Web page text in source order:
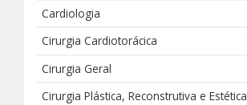
Cardiologia
Cirurgia Cardiotorácica
Cirurgia Geral
Cirurgia Plástica, Reconstrutiva e Estética